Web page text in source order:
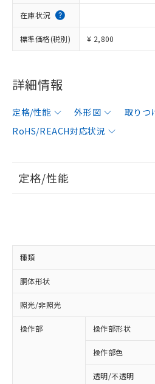
在庫状況
標準価格(税別) ¥ 2,800
詳細情報
定格/性能 外形図 取りつ
RoHS/REACH対応状況
定格/性能
種類
胴体形状
照光/非照光
操作部 操作部形状
操作部色
透明/不透明